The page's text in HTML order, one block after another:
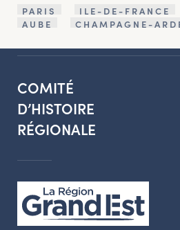
PARIS
ILE-DE-FRANCE
AUBE
CHAMPAGNE-
COMITÉ
D’HISTOIRE
RÉGIONALE